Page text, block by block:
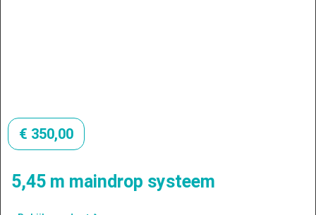
€ 350,00
5,45 m maindrop systeem